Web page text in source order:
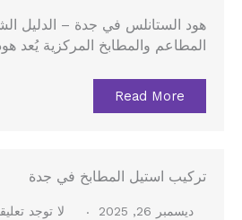
هود الستانلس في جدة – الدليل
المطاعم والمطابخ المركزية يُعد
Read More
تركيب استيل المطابخ في جدة
ديسمبر 26, 2025 لا توجد